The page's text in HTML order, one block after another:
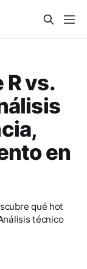
vs.
en
qué hot
técnico